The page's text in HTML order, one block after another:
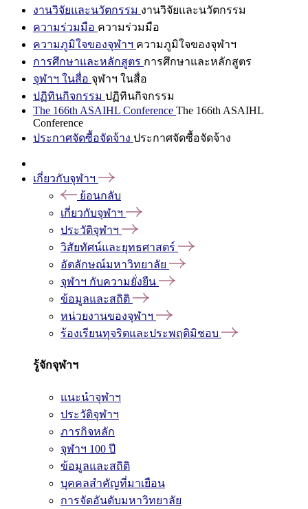
งานวิจัยและนวัตกรรม งานวิจัยและนวัตกรรม
ความร่วมมือ ความร่วมมือ
ความภูมิใจของจุฬาฯ ความภูมิใจของจุฬาฯ
การศึกษาและหลักสูตร การศึกษาและหลักสูตร
จุฬาฯ ในสื่อ จุฬาฯ ในสื่อ
ปฏิทินกิจกรรม ปฏิทินกิจกรรม
The 166th ASAIHL Conference The 166th ASAIHL
Conference
ประกาศจัดซื้อจัดจ้าง ประกาศจัดซื้อจัดจ้าง
เกี่ยวกับจุฬาฯ
ย้อนกลับ
เกี่ยวกับจุฬาฯ
ประวัติจุฬาฯ
วิสัยทัศน์และยุทธศาสตร์
อัตลักษณ์มหาวิทยาลัย
จุฬาฯ กับความยั่งยืน
ข้อมูลและสถิติ
หน่วยงานของจุฬาฯ
ร้องเรียนทุจริตและประพฤติมิชอบ
รู้จักจุฬาฯ
แนะนำจุฬาฯ
ประวัติจุฬาฯ
ภารกิจหลัก
จุฬาฯ 100 ปี
ข้อมูลและสถิติ
บุคคลสำคัญที่มาเยือน
การจัดอันดับมหาวิทยาลัย